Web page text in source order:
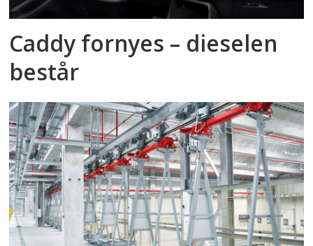
Caddy fornyes – dieselen
består